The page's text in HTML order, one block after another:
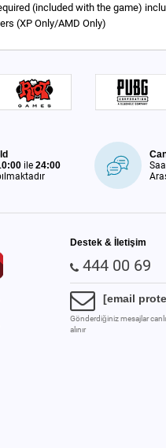
(included with the game)
(XP Only/AMD Only)
ile24:00
Destek & İletişim
444 00 69
[email
Gönderdiğiniz mesajlar
alınır